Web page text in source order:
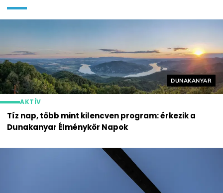
Helyszín
DUNAKANYAR
AKTÍV
Tíz nap, több mint kilencven program: érkezik a
Dunakanyar Élménykör Napok